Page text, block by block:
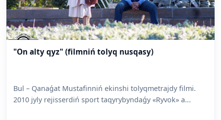
"On alty qyz" (filmniń tolyq nusqasy)
Bul – Qanaǵat Mustafinniń ekinshi tolyqmetrajdy filmi.
2010 jyly rejisserdiń sport taqyrybyndaǵy «Ryvok» a...